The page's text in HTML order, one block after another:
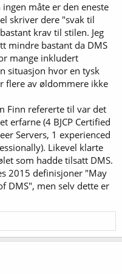
måte er den eneste
skriver dere "svak til
krav til stilen. Jeg
mindre bastant da DMS
mange inkludert
situasjon hvor en tysk
flere av øldommere ikke
Finn refererte til var det
erfarne (4 BJCP Certified
Servers, 1 experienced
Likevel klarte
som hadde tilsatt DMS.
2015 definisjoner "May
DMS", men selv dette er